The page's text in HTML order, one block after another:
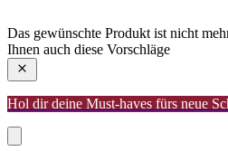
Das gewünschte Produkt ist nicht
Ihnen auch diese Vorschläge
Hol dir deine Must-haves fürs neue